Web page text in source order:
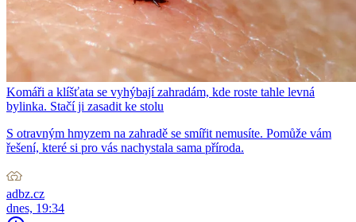
Komáři a klíšťata se vyhýbají zahradám, kde roste tahle levná
bylinka. Stačí ji zasadit ke stolu
S otravným hmyzem na zahradě se smířit nemusíte. Pomůže vám
řešení, které si pro vás nachystala sama příroda.
adbz.cz
dnes, 19:34